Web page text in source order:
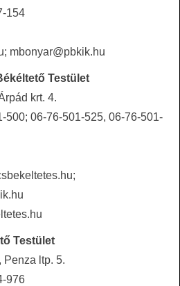
154
mbonyar@pbkik.hu
Testület
krt. 4.
500; 06-76-501-525, 06-76-501-
Testület
Penza ltp. 5.
976